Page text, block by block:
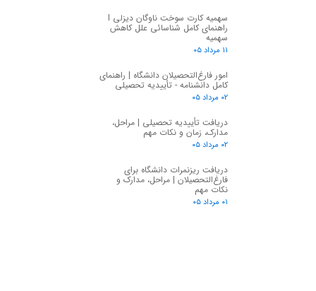
سهمیه کارت سوخت ناوگان دیزلی I
راهنمای کامل شناسائی علل کاهش
سهمیه
۱۱ مرداد ۰۵
امور فارغ‌التحصیلان دانشگاه | راهنمای
کامل دانشنامه - تأییدیه تحصیلی
۰۲ مرداد ۰۵
دریافت تأییدیه تحصیلی | مراحل،
مدارک، زمان و نکات مهم
۰۲ مرداد ۰۵
دریافت ریزنمرات دانشگاه برای
فارغ‌التحصیلان | مراحل، مدارک و
نکات مهم
۰۱ مرداد ۰۵